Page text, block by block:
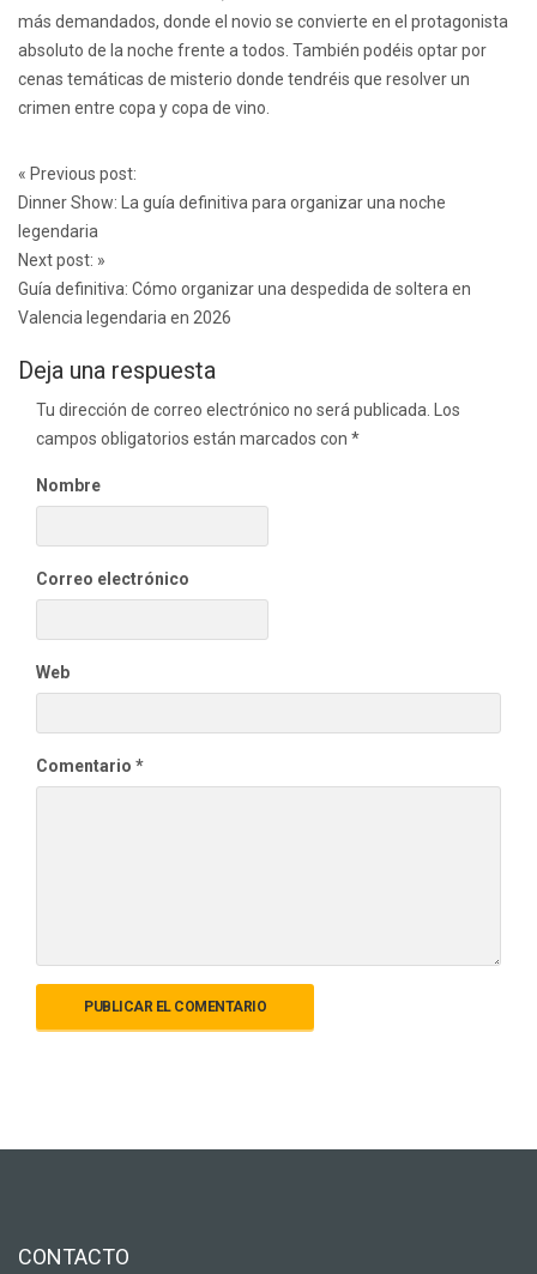
más demandados, donde el novio se convierte en el protagonista
absoluto de la noche frente a todos. También podéis optar por
cenas temáticas de misterio donde tendréis que resolver un
crimen entre copa y copa de vino.
Post
navigation
« Previous post:
Dinner Show: La guía definitiva para organizar una noche
legendaria
Next post: »
Guía definitiva: Cómo organizar una despedida de soltera en
Valencia legendaria en 2026
Deja una respuesta
Tu dirección de correo electrónico no será publicada.
Los
campos obligatorios están marcados con *
Nombre
Correo electrónico
Web
Comentario *
CONTACTO